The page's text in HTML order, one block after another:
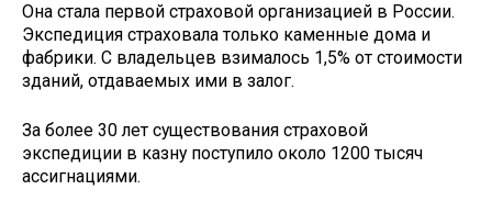
Она стала первой страховой организацией в России.
Экспедиция страховала только каменные дома и
фабрики. С владельцев взималось 1,5% от стоимости
зданий, отдаваемых ими в залог.
За более 30 лет существования страховой
экспедиции в казну поступило около 1200 тысяч
ассигнациями.